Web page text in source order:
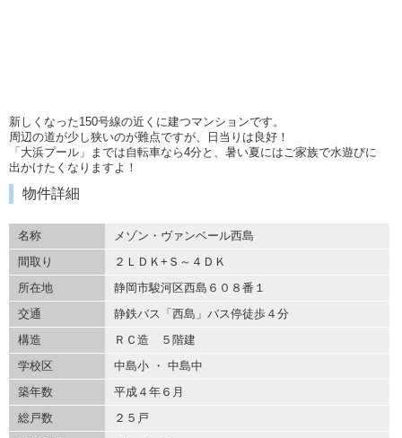
新しくなった150号線の近くに建つマンションです。
周辺の道が少し狭いのが難点ですが、日当りは良好！
「大浜プール」までは自転車なら4分と、暑い夏にはご家族で水遊びに
出かけたくなりますよ！
物件詳細
名称
メゾン・ヴァンベール西島
間取り
２ＬＤＫ+Ｓ～４ＤＫ
所在地
静岡市駿河区西島６０８番１
交通
静鉄バス「西島」バス停徒歩４分
構造
ＲＣ造 ５階建
学校区
中島小 ・ 中島中
築年数
平成４年６月
総戸数
２５戸